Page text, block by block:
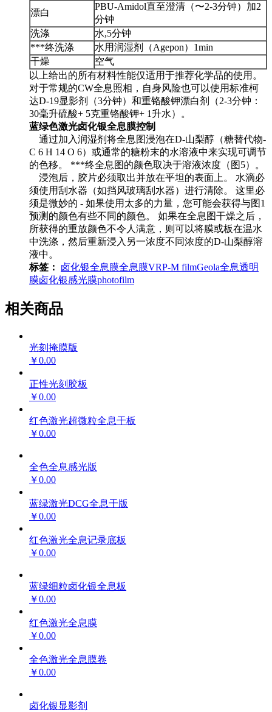
漂白
PBU-Amidol直至澄清（〜2-3分钟）加2
分钟
洗涤
水,5分钟
***终洗涤
水用润湿剂（Agepon）1min
干燥
空气
以上给出的所有材料性能仅适用于推荐化学品的使用。
对于常规的CW全息照相，自身风险也可以使用标准柯
达D-19显影剂（3分钟）和重铬酸钾漂白剂（2-3分钟：
30毫升硫酸+ 5克重铬酸钾+ 1升水）。
蓝绿色激光卤化银全息膜控制
通过加入润湿剂将全息图浸泡在D-山梨醇（糖替代物-
C 6 H 14 O 6）或通常的糖粉末的水溶液中来实现可调节
的色移。 ***终全息图的颜色取决于溶液浓度（图5）。
浸泡后，胶片必须取出并放在平坦的表面上。 水滴必
须使用刮水器（如挡风玻璃刮水器）进行清除。 这里必
须是微妙的 - 如果使用太多的力量，您可能会获得与图1
预测的颜色有些不同的颜色。 如果在全息图干燥之后，
所获得的重放颜色不令人满意，则可以将膜或板在温水
中洗涤，然后重新浸入另一浓度不同浓度的D-山梨醇溶
液中。
标签：
卤化银全息膜全息膜VRP-M filmGeola全息透明
膜卤化银感光膜photofilm
相关商品
光刻掩膜版
￥0.00
正性光刻胶板
￥0.00
红色激光超微粒全息干板
￥0.00
全色全息感光版
￥0.00
蓝绿激光DCG全息干版
￥0.00
红色激光全息记录底板
￥0.00
蓝绿细粒卤化银全息板
￥0.00
红色激光全息膜
￥0.00
全色激光全息膜卷
￥0.00
卤化银显影剂